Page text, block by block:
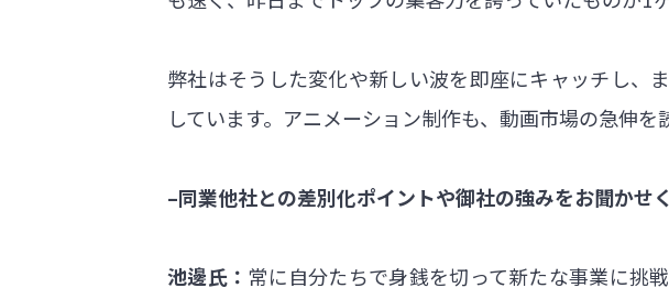
弊社はそうした変化や新しい波を即座にキャッチし、
しています。アニメーション制作も、動画市場の急伸を
–同業他社との差別化ポイントや御社の強みをお聞かせ
池邊氏： 常に自分たちで身銭を切って新たな事業に挑